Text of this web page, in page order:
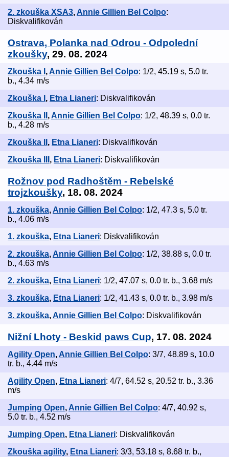
2. zkouška XSA3, Annie Gillien Bel Colpo:
Diskvalifikován
Ostrava, Polanka nad Odrou - Odpolední
zkoušky, 29. 08. 2024
Zkouška I ,Annie Gillien Bel Colpo: 1/2, 45.19 s, 5.0 tr.
b., 4.34 m/s
Zkouška I , Etna Lianeri: Diskvalifikován
Zkouška II ,Annie Gillien Bel Colpo: 1/2, 48.39 s, 0.0 tr.
b., 4.28 m/s
Zkouška II , Etna Lianeri: Diskvalifikován
Zkouška III , Etna Lianeri: Diskvalifikován
Rožnov pod Radhoštěm - Rebelské
trojzkoušky, 18. 08. 2024
1. zkouška, Annie Gillien Bel Colpo: 1/2, 47.3 s, 5.0 tr.
b., 4.06 m/s
1. zkouška, Etna Lianeri: Diskvalifikován
2. zkouška, Annie Gillien Bel Colpo: 1/2, 38.88 s, 0.0 tr.
b., 4.63 m/s
2. zkouška, Etna Lianeri: 1/2, 47.07 s, 0.0 tr. b., 3.68 m/s
3. zkouška, Etna Lianeri: 1/2, 41.43 s, 0.0 tr. b., 3.98 m/s
3. zkouška,Annie Gillien Bel Colpo: Diskvalifikován
Nižní Lhoty - Beskid paws Cup, 17. 08. 2024
Agility Open, Annie Gillien Bel Colpo: 3/7, 48.89 s, 10.0
tr. b., 4.44 m/s
Agility Open, Etna Lianeri: 4/7, 64.52 s, 20.52 tr. b., 3.36
m/s
Jumping Open, Annie Gillien Bel Colpo: 4/7, 40.92 s,
5.0 tr. b., 4.52 m/s
Jumping Open, Etna Lianeri: Diskvalifikován
Zkouška agility, Etna Lianeri: 3/3, 53.18 s, 8.68 tr. b.,